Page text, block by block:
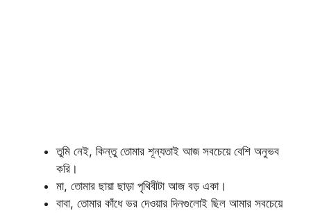
তুমি নেই, কিন্তু তোমার শূন্যতাই আজ সবচেয়ে বেশি অনুভব
করি।
মা, তোমার ছায়া ছাড়া পৃথিবীটা আজ বড় একা।
বাবা, তোমার কাঁধে ভর দেওয়ার দিনগুলোই ছিল আমার সবচেয়ে